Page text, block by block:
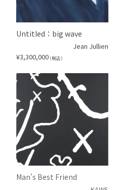
Untitled：big wave
Jean Jullien
¥3,300,000 （税込）
Man's Best Friend
KAWS